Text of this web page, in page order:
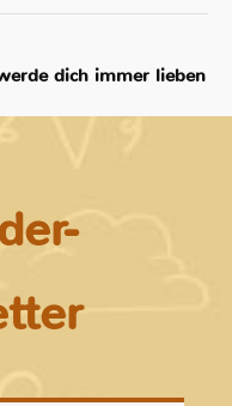
dich immer lieben